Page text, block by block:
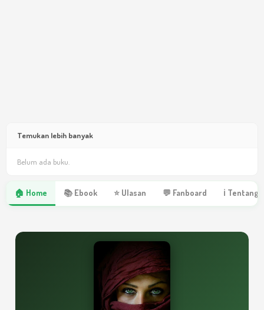
Temukan lebih banyak
Belum ada buku.
🏠 Home 📚 Ebook ⭐ Ulasan 💬 Fanboard ℹ Tentang